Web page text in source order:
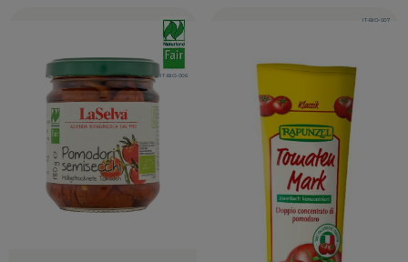
, Verband:
, Kontrollstelle:
IT-BIO-006
,, Kontrollstelle:
IT-BIO-007